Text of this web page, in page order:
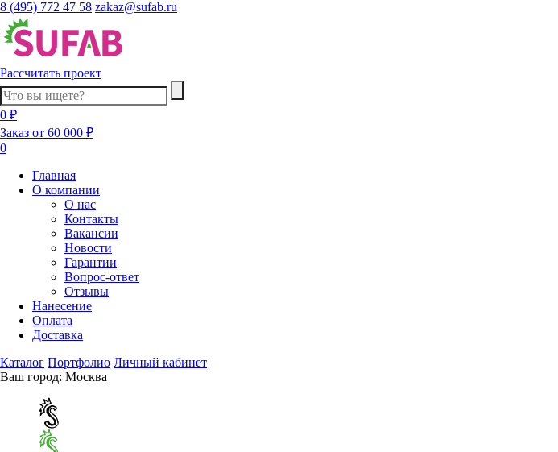
8 (495) 772 47 58 zakaz@sufab.ru
Рассчитать проект
0 ₽
Заказ от 60 000 ₽
0
Главная
О компании
О нас
Контакты
Вакансии
Новости
Гарантии
Вопрос-ответ
Отзывы
Нанесение
Оплата
Доставка
Каталог Портфолио Личный кабинет
Ваш город: Москва